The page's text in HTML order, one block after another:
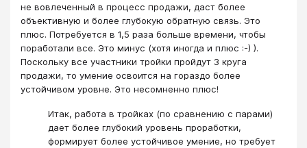
не вовлеченный в процесс продажи, даст более
объективную и более глубокую обратную связь. Это
плюс. Потребуется в 1,5 раза больше времени, чтобы
поработали все. Это минус (хотя иногда и плюс :-) ).
Поскольку все участники тройки пройдут 3 круга
продажи, то умение освоится на гораздо более
устойчивом уровне. Это несомненно плюс!
Итак, работа в тройках (по сравнению с парами)
дает более глубокий уровень проработки,
формирует более устойчивое умение, но требует